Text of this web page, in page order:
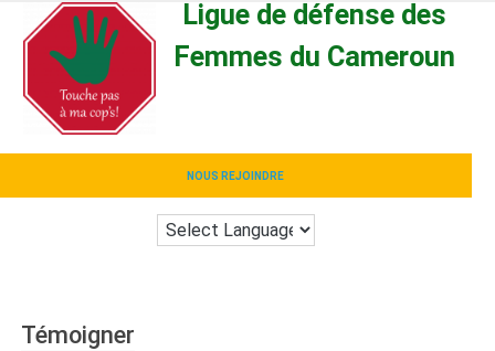
content
Ligue de défense des
Femmes du Cameroun
NOUS REJOINDRE
Témoigner